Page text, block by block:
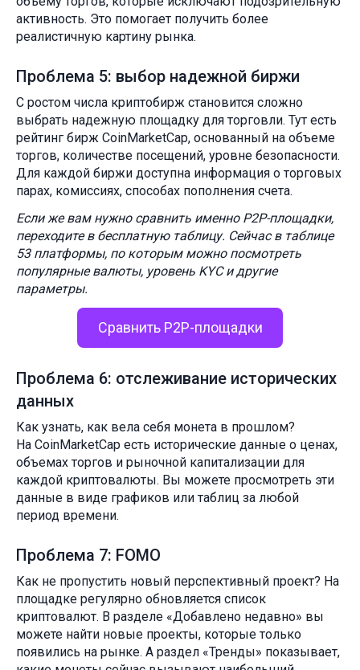
активность. Это помогает получить более
реалистичную картину рынка.
Проблема 5: выбор надежной биржи
С ростом числа криптобирж становится сложно
выбрать надежную площадку для торговли. Тут есть
рейтинг бирж CoinMarketCap, основанный на объеме
торгов, количестве посещений, уровне безопасности.
Для каждой биржи доступна информация о торговых
парах, комиссиях, способах пополнения счета.
Если же вам нужно сравнить именно P2P-площадки,
переходите в бесплатную таблицу. Сейчас в таблице
53 платформы, по которым можно посмотреть
популярные валюты, уровень KYC и другие
параметры.
Сравнить P2P-площадки
Проблема 6: отслеживание исторических
данных
Как узнать, как вела себя монета в прошлом?
На CoinMarketCap есть исторические данные о ценах,
объемах торгов и рыночной капитализации для
каждой криптовалюты. Вы можете просмотреть эти
данные в виде графиков или таблиц за любой
период времени.
Проблема 7: FOMO
Как не пропустить новый перспективный проект? На
площадке регулярно обновляется список
криптовалют. В разделе «Добавлено недавно» вы
можете найти новые проекты, которые только
появились на рынке. А раздел «Тренды» показывает,